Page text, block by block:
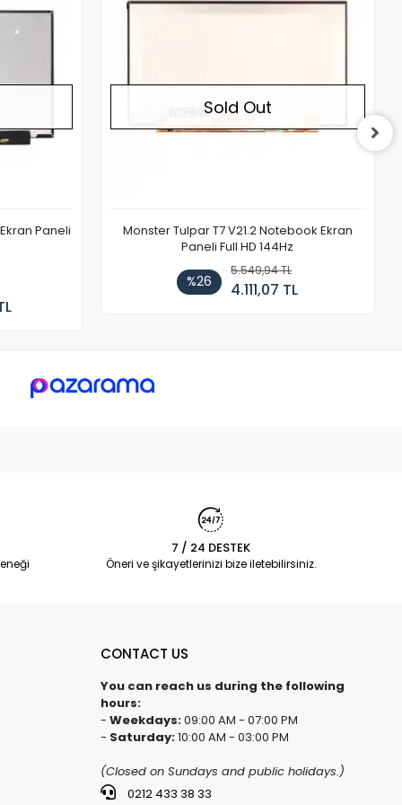
Paneli
Sold Out
Monster Tulpar T7 V21.2 Notebook Ekran
Paneli Full HD 144Hz
%26
5.549,94 TL
4.111,07 TL
7 / 24 DESTEK
Öneri ve şikayetlerinizi bize iletebilirsiniz.
CONTACT US
You can reach us during the following
hours:
- Weekdays:09:00 AM - 07:00 PM
- Saturday:10:00 AM - 03:00 PM
(Closed on Sundays and public holidays.)
0212 433 38 33